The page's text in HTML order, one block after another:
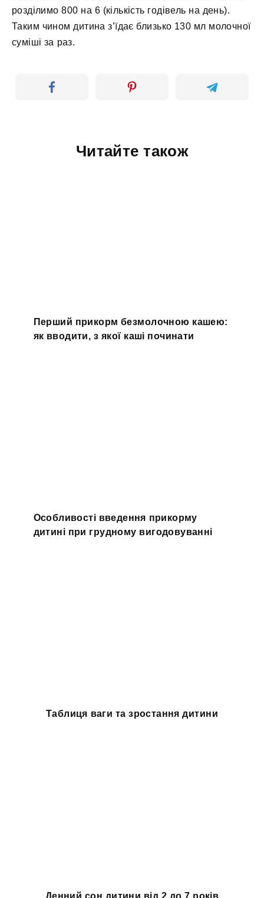
розділимо 800 на 6 (кількість годівель на день).
Таким чином дитина з’їдає близько 130 мл молочної
суміші за раз.
Читайте також
Перший прикорм безмолочною кашею:
як вводити, з якої каші починати
Особливості введення прикорму
дитині при грудному вигодовуванні
Таблиця ваги та зростання дитини
Денний сон дитини від 2 до 7 років